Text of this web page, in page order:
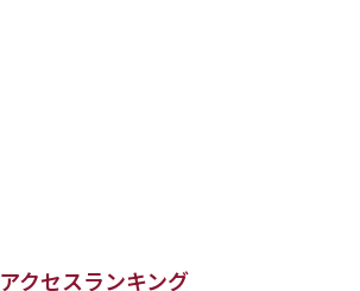
アクセスランキング